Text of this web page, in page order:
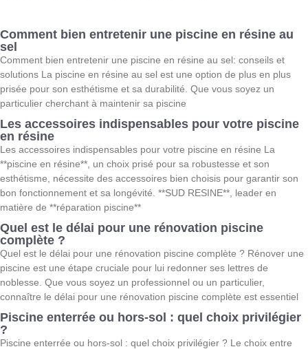
Comment bien entretenir une piscine en résine au
sel
Comment bien entretenir une piscine en résine au sel: conseils et
solutions La piscine en résine au sel est une option de plus en plus
prisée pour son esthétisme et sa durabilité. Que vous soyez un
particulier cherchant à maintenir sa piscine
Les accessoires indispensables pour votre piscine
en résine
Les accessoires indispensables pour votre piscine en résine La
**piscine en résine**, un choix prisé pour sa robustesse et son
esthétisme, nécessite des accessoires bien choisis pour garantir son
bon fonctionnement et sa longévité. **SUD RESINE**, leader en
matière de **réparation piscine**
Quel est le délai pour une rénovation piscine
complète ?
Quel est le délai pour une rénovation piscine complète ? Rénover une
piscine est une étape cruciale pour lui redonner ses lettres de
noblesse. Que vous soyez un professionnel ou un particulier,
connaître le délai pour une rénovation piscine complète est essentiel
Piscine enterrée ou hors-sol : quel choix privilégier
?
Piscine enterrée ou hors-sol : quel choix privilégier ? Le choix entre